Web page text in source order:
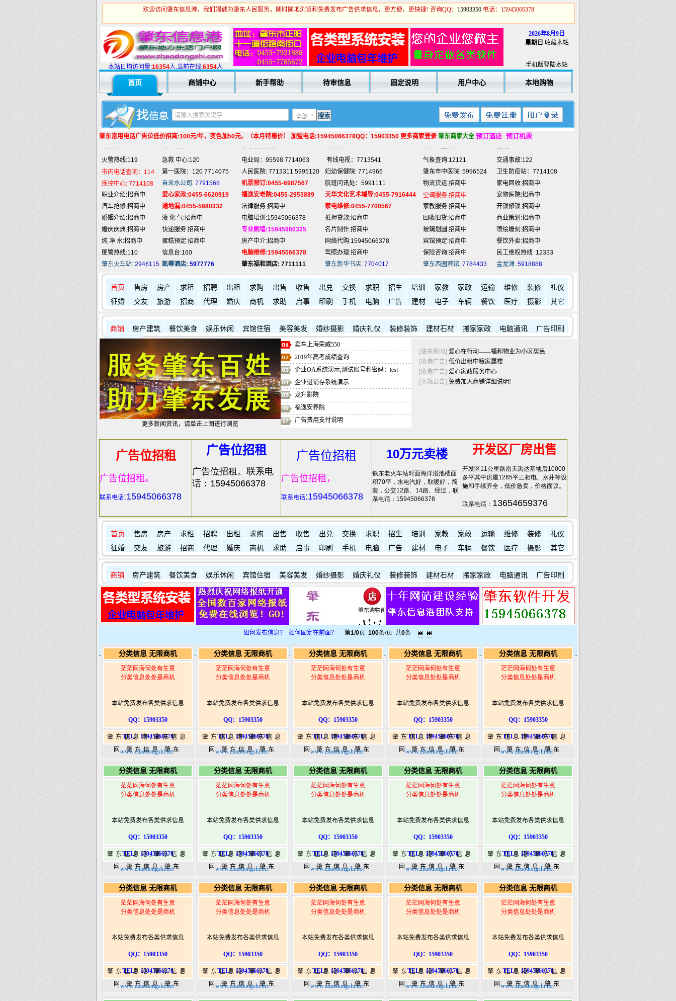
欢迎访问肇东信息港，我们竭诚为肇东人民服务，随时随地浏览和免费发布广告供求信息，更方便，更快捷! 咨询QQ： 15903350 电话：15945066378
本站日均访问量:16354人,当前在线:6354人
2026年8月9日
星期日 收藏本站
手机版登陆本站
首页 商铺中心 新手帮助 待审信息 固定说明 用户中心 本地购物
全部
肇东常用电话广告位低价招商:100元/年，变色加50元。（本月特惠价） 加盟电话:15945066378QQ：15903350 更多商家登录 肇东商家大全 预订酒店 预订机票
火警热线:119 急救 中心:120 电业局：95598 7714063 有线电视：7713541 气象查询:12121
交通事故:122
市内电话查询：114
第一医院：120 7714075 人民医院: 7713311 5995120 妇幼保健院: 7714966 肇东市中医院: 5996524
疾控中心:7714108 自来水公司:7791568 机票预订:0455-6987567 航班问讯处：5991111
家电回收:招商中
职业介绍:招商中
汽车抢修:招商中
通地漏:0455-5980332 法律服务:招商中 家电维修:0455-7700567 家教服务:招商中
开锁修锁:招商中
婚庆庆典:招商中
快递服务:招商中 专业刷墙:15945980325 名片制作:招商中 玻璃划圆:招商中
喷绘雕刻:招商中
纯 净 水:招商中
蛋糕预定:招商中 房产中介:招商中 网络代购:15945066378 宾馆预定:招商中
餐饮外卖:招商中
匪警热线:110
信息台:160 电脑维修:15945066378 驾照办理:招商中 保险咨询:招商中 民工维权热线
火警热线:119
急救 中心:120 电业局：95598 7714063 有线电视：7713541 气象查询:12121
交通事故:122
市内电话查询：114
第一医院：120 7714075 人民医院: 7713311 5995120 妇幼保健院: 7714966 肇东市中医院: 5996524
卫生防疫站：7714108
疾控中心: 7714108 自来水公司: 7791568 机票预订:0455-6987567 航班问讯处：5991111 物流货运:招商中
家电回收:招商中
职业介绍:招商中
爱心家政:0455-6620919 福逸安老院:0455-2953889 天华文化艺术辅导:0455-7916444 空调服务:招商中
宠物医院:招商中
汽车抢修:招商中
通地漏:0455-5980332 法律服务:招商中 家电维修:0455-7700567 家教服务:招商中
开锁修锁:招商中
婚姻介绍:招商中
液 化 气:招商中 电脑培训:15945066378 抵押贷款:招商中 回收旧货:招商中
商业策划:招商中
婚庆庆典:招商中
快递服务:招商中 专业刷墙:15945980325 名片制作:招商中 玻璃划圆:招商中
喷绘雕刻:招商中
纯 净 水:招商中
蛋糕预定:招商中 房产中介:招商中 网络代购:15945066378 宾馆预定:招商中
餐饮外卖:招商中
匪警热线:110
信息台:160 电脑维修:15945066378 驾照办理:招商中 保险咨询:招商中 民工维权热线 12333
肇东火车站: 2946115 凯蒂酒店: 5977776 肇东福和酒店: 7711111 肇东新华书店: 7704017 肇东西园宾馆: 7784433 金龙滩: 5918888
首页 售房 房产 求租 招聘 出租 求购 出售 收售 出兑 交换 求职 招生 培训 家教 家政 运输 维修 装修
礼仪
征婚
交友 旅游 招商 代理 婚庆 商机 求助 启事 印刷 手机 电脑 广告 建材 电子 车辆 餐饮 医疗 摄影 其它
商铺 房产建筑 餐饮美食 娱乐休闲 宾馆住宿 美容美发 婚纱摄影 婚庆礼仪 装修装饰 建材石材 搬家家政 电脑通讯
广告印刷
更多新闻资讯，请单击上图进行浏览
卖车上海荣威550
2019年高考成绩查询
企业OA系统演示,测试账号和密码：test
企业进销存系统演示
龙升影院
福逸安养院
广告费用支付说明
[肇东新闻] 爱心在行动——福和物业为小区居民发放蔬菜包
[收费广告] 低价出租中粮家属楼
[收费广告] 爱心家政服务中心
[本站公告] 免费加入商铺详细说明!
广告位招租
广告位招租。
联系电话:15945066378
广告位招租
广告位招租。联系电
话：15945066378
广告位招租
广告位招租，
联系电话:15945066378
10万元卖楼
铁东老火车站对面海洋浴池楼面
积70平，水电汽好，取暖好，简
装，公交12路、14路、经过，联
系电话：15945066378
开发区厂房出售
开发区11公里路南天禹达基地后10000
多平其中房屋1265平三相电、水井等设
施和手续齐全，低价急卖，价格面议。
联系电话： 13654659376
首页 售房 房产 求租 招聘 出租 求购 出售 收售 出兑 交换 求职 招生 培训 家教 家政 运输 维修 装修
礼仪
征婚
交友 旅游 招商 代理 婚庆 商机 求助 启事 印刷 手机 电脑 广告 建材 电子 车辆 餐饮 医疗 摄影 其它
商铺 房产建筑 餐饮美食 娱乐休闲 宾馆住宿 美容美发 婚纱摄影 婚庆礼仪 装修装饰 建材石材 搬家家政 电脑通讯
广告印刷
其它店铺
如何发布信息？ 如何固定在前面？ 第1/0页 100条/页 共0条
分类信息 无限商机
茫茫网海何处有生意
分类信息处处是商机
本站免费发布各类供求信息
QQ：15903350
TEL：15945066378
肇东信息港,肇东信息
网,肇东信息,肇东
港|www.zhaodongshi.com
www.zhaodongshi.net
分类信息 无限商机
茫茫网海何处有生意
分类信息处处是商机
本站免费发布各类供求信息
QQ：15903350
TEL：15945066378
肇东信息港,肇东信息
网,肇东信息,肇东
港|www.zhaodongshi.com
www.zhaodongshi.net
分类信息 无限商机
茫茫网海何处有生意
分类信息处处是商机
本站免费发布各类供求信息
QQ：15903350
TEL：15945066378
肇东信息港,肇东信息
网,肇东信息,肇东
港|www.zhaodongshi.com
www.zhaodongshi.net
分类信息 无限商机
茫茫网海何处有生意
分类信息处处是商机
本站免费发布各类供求信息
QQ：15903350
TEL：15945066378
肇东信息港,肇东信息
网,肇东信息,肇东
港|www.zhaodongshi.com
www.zhaodongshi.net
分类信息 无限商机
茫茫网海何处有生意
分类信息处处是商机
本站免费发布各类供求信息
QQ：15903350
TEL：15945066378
肇东信息港,肇东信息
网,肇东信息,肇东
港|www.zhaodongshi.com
www.zhaodongshi.net
分类信息 无限商机
茫茫网海何处有生意
分类信息处处是商机
本站免费发布各类供求信息
QQ：15903350
TEL：15945066378
肇东信息港,肇东信息
网,肇东信息,肇东
港|www.zhaodongshi.com
www.zhaodongshi.net
分类信息 无限商机
茫茫网海何处有生意
分类信息处处是商机
本站免费发布各类供求信息
QQ：15903350
TEL：15945066378
肇东信息港,肇东信息
网,肇东信息,肇东
港|www.zhaodongshi.com
www.zhaodongshi.net
分类信息 无限商机
茫茫网海何处有生意
分类信息处处是商机
本站免费发布各类供求信息
QQ：15903350
TEL：15945066378
肇东信息港,肇东信息
网,肇东信息,肇东
港|www.zhaodongshi.com
www.zhaodongshi.net
分类信息 无限商机
茫茫网海何处有生意
分类信息处处是商机
本站免费发布各类供求信息
QQ：15903350
TEL：15945066378
肇东信息港,肇东信息
网,肇东信息,肇东
港|www.zhaodongshi.com
www.zhaodongshi.net
分类信息 无限商机
茫茫网海何处有生意
分类信息处处是商机
本站免费发布各类供求信息
QQ：15903350
TEL：15945066378
肇东信息港,肇东信息
网,肇东信息,肇东
港|www.zhaodongshi.com
www.zhaodongshi.net
分类信息 无限商机
茫茫网海何处有生意
分类信息处处是商机
本站免费发布各类供求信息
QQ：15903350
TEL：15945066378
肇东信息港,肇东信息
网,肇东信息,肇东
www.zhaodongshi.net
分类信息 无限商机
茫茫网海何处有生意
分类信息处处是商机
本站免费发布各类供求信息
QQ：15903350
TEL：15945066378
肇东信息港,肇东信息
网,肇东信息,肇东
www.zhaodongshi.net
分类信息 无限商机
茫茫网海何处有生意
分类信息处处是商机
本站免费发布各类供求信息
QQ：15903350
TEL：15945066378
肇东信息港,肇东信息
网,肇东信息,肇东
www.zhaodongshi.net
分类信息 无限商机
茫茫网海何处有生意
分类信息处处是商机
本站免费发布各类供求信息
QQ：15903350
TEL：15945066378
肇东信息港,肇东信息
网,肇东信息,肇东
www.zhaodongshi.net
分类信息 无限商机
茫茫网海何处有生意
分类信息处处是商机
本站免费发布各类供求信息
QQ：15903350
TEL：15945066378
肇东信息港,肇东信息
网,肇东信息,肇东
www.zhaodongshi.net